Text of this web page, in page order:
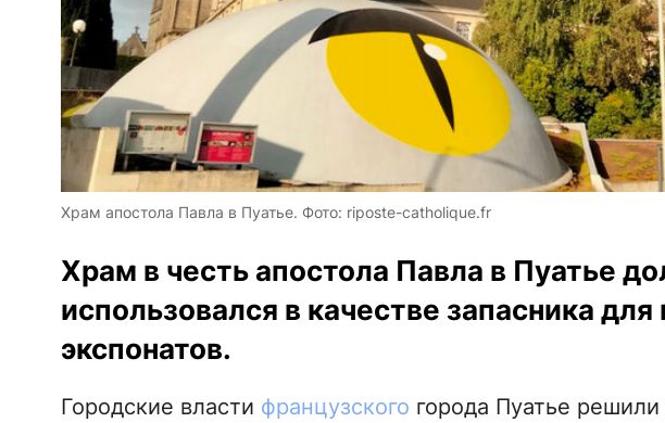
Храм апостола Павла в Пуатье. Фото: riposte-catholique.fr
Храм в честь апостола Павла в Пуатье
использовался в качестве запасника
экспонатов.
Городские власти французского города Пуатье